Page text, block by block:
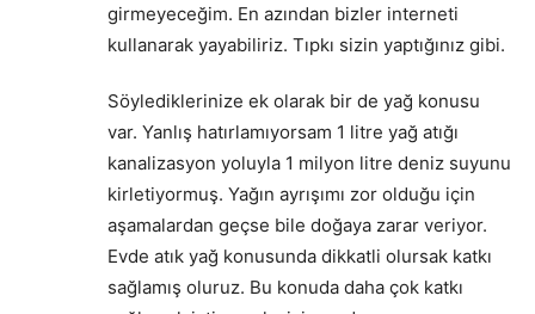
girmeyeceğim. En azından bizler interneti
kullanarak yayabiliriz. Tıpkı sizin yaptığınız gibi.
Söylediklerinize ek olarak bir de yağ konusu
var. Yanlış hatırlamıyorsam 1 litre yağ atığı
kanalizasyon yoluyla 1 milyon litre deniz suyunu
kirletiyormuş. Yağın ayrışımı zor olduğu için
aşamalardan geçse bile doğaya zarar veriyor.
Evde atık yağ konusunda dikkatli olursak katkı
sağlamış oluruz. Bu konuda daha çok katkı